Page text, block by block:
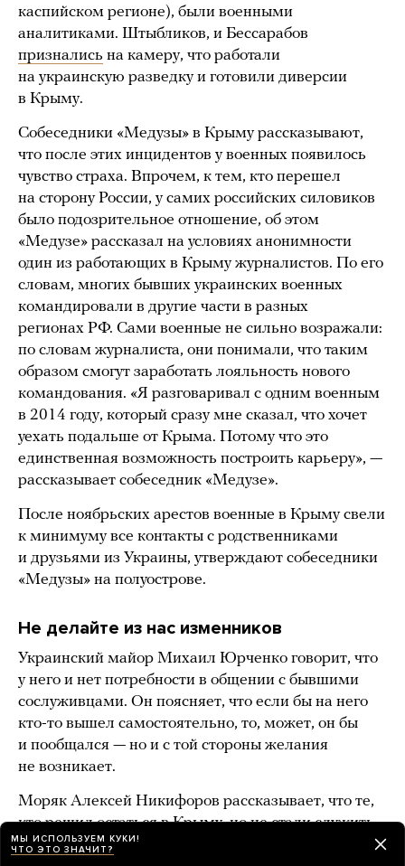
каспийском регионе), были военными
аналитиками. Штыбликов, и Бессарабов
признались на камеру, что работали
на украинскую разведку и готовили диверсии
в Крыму.
Собеседники «Медузы» в Крыму рассказывают,
что после этих инцидентов у военных появилось
чувство страха. Впрочем, к тем, кто перешел
на сторону России, у самих российских силовиков
было подозрительное отношение, об этом
«Медузе» рассказал на условиях анонимности
один из работающих в Крыму журналистов. По его
словам, многих бывших украинских военных
командировали в другие части в разных
регионах РФ. Сами военные не сильно возражали:
по словам журналиста, они понимали, что таким
образом смогут заработать лояльность нового
командования. «Я разговаривал с одним военным
в 2014 году, который сразу мне сказал, что хочет
уехать подальше от Крыма. Потому что это
единственная возможность построить карьеру», —
рассказывает собеседник «Медузе».
После ноябрьских арестов военные в Крыму свели
к минимуму все контакты с родственниками
и друзьями из Украины, утверждают собеседники
«Медузы» на полуострове.
Не делайте из нас изменников
Украинский майор Михаил Юрченко говорит, что
у него и нет потребности в общении с бывшими
сослуживцами. Он поясняет, что если бы на него
кто-то вышел самостоятельно, то, может, он бы
и пообщался — но и с той стороны желания
не возникает.
Моряк Алексей Никифоров рассказывает, что те,
кто решил остаться в Крыму, но не стали служить
в России, удалили свои аккаунты в соцсетях.
МЫ ИСПОЛЬЗУЕМ КУКИ!
ЧТО ЭТО ЗНАЧИТ?